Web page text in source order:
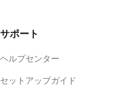
サポート
ヘルプセンター
セットアップガイド